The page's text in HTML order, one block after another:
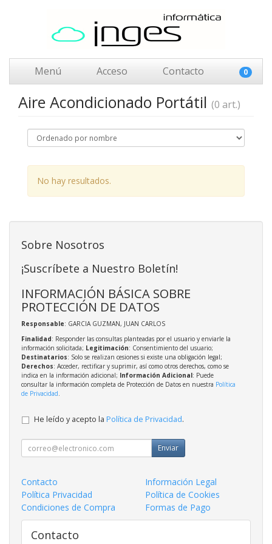
Menú Acceso Contacto 0
Aire Acondicionado Portátil (0 art.)
No hay resultados.
Sobre Nosotros
¡Suscríbete a Nuestro Boletín!
INFORMACIÓN BÁSICA SOBRE
PROTECCIÓN DE DATOS
Responsable: GARCIA GUZMAN, JUAN CARLOS
Finalidad: Responder las consultas planteadas por el usuario y enviarle la
información solicitada; Legitimación: Consentimiento del usuario;
Destinatarios: Solo se realizan cesiones si existe una obligación legal;
Derechos: Acceder, rectificar y suprimir, así como otros derechos, como se
indica en la información adicional; Información Adicional: Puede
consultar la información completa de Protección de Datos en nuestra Política
de Privacidad.
He leído y acepto la Política de Privacidad.
Enviar
Contacto
Información Legal
Política Privacidad
Política de Cookies
Condiciones de Compra
Formas de Pago
Contacto